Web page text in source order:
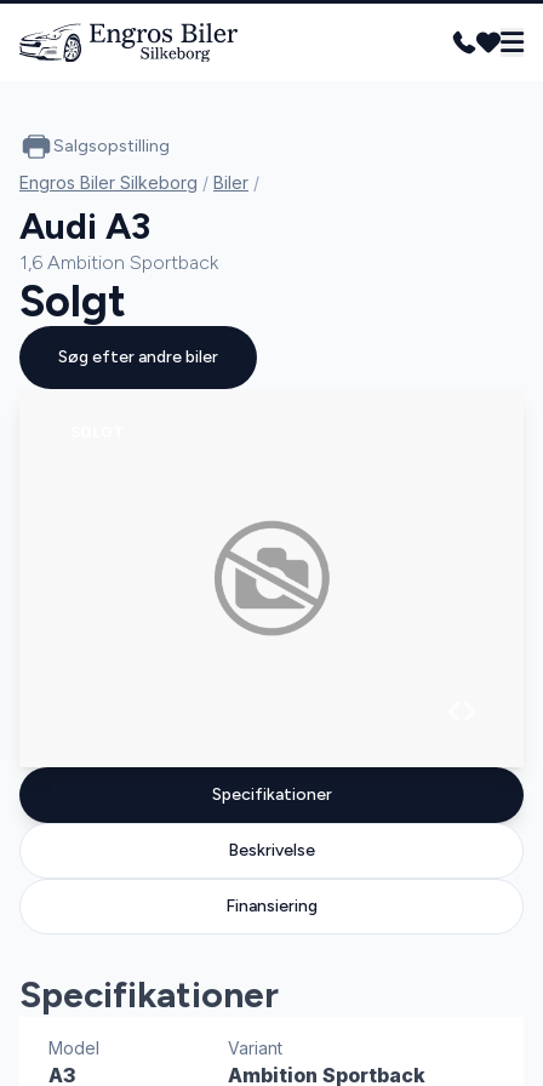
Specifikationer
Beskrivelse
Finansiering
Specifikationer
Model
A3
Variant
Ambition Sportback
Salgsopstilling
Engros Biler Silkeborg / Biler /
Audi A3
1,6 Ambition Sportback
Solgt
Søg efter andre biler